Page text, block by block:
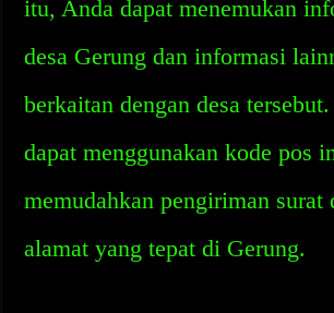
itu, Anda dapat menemukan
desa Gerung dan informasi
berkaitan dengan desa
dapat menggunakan kode pos
memudahkan pengiriman surat
alamat yang tepat di Gerung.